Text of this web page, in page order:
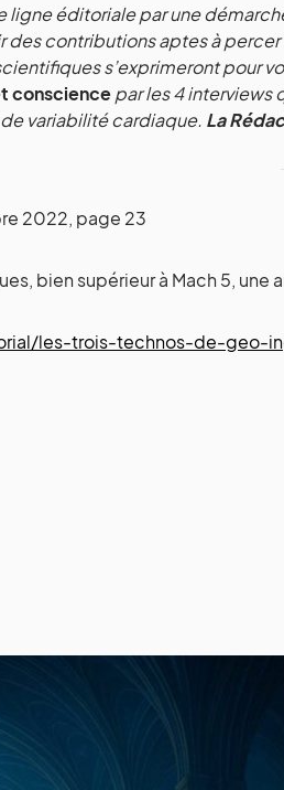
éditoriale par une
des contributions aptes à
s’exprimeront pour
consciencepar les 4 interviews
variabilité cardiaque. La
2022, page 23
bien supérieur à Mach 5, une
les-trois-technos-de-geo-